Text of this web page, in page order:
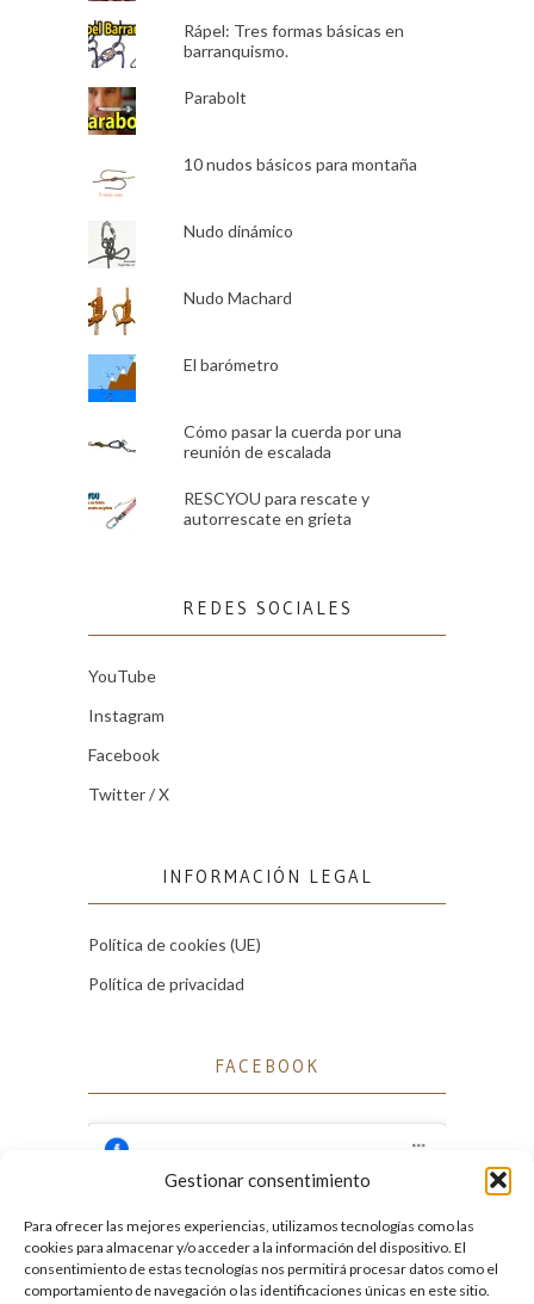
Gestionar consentimiento
Para ofrecer las mejores experiencias, utilizamos tecnologías como las
cookies para almacenar y/o acceder a la información del dispositivo. El
consentimiento de estas tecnologías nos permitirá procesar datos como el
comportamiento de navegación o las identificaciones únicas en este sitio.
Rápel: Tres formas básicas en
barranquismo.
Parabolt
10 nudos básicos para montaña
Nudo dinámico
Nudo Machard
El barómetro
Cómo pasar la cuerda por una
reunión de escalada
RESCYOU para rescate y
autorrescate en grieta
REDES SOCIALES
YouTube
Instagram
Facebook
Twitter / X
INFORMACIÓN LEGAL
Política de cookies (UE)
Política de privacidad
FACEBOOK
Facebook
Haz clic para aceptar cookies de marketing
y permitir este contenido